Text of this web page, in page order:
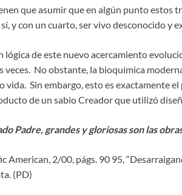
que asumir que en algún punto estos
y con un cuarto, ser vivo desconocido y
lógica de este nuevo acercamiento
veces. No obstante, la bioquímica
vida. Sin embargo, esto es exactamente
de un sabio Creador que utilizó
Padre, grandes y gloriosas son las
American, 2/00, págs. 90 95,
(PD)